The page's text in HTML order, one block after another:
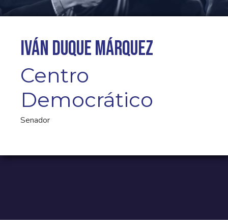
Iván Duque Márquez
Centro
Democrático
Senador